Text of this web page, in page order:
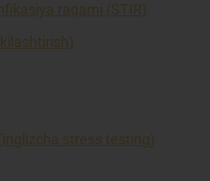
raqami (STIR)
stress testing)